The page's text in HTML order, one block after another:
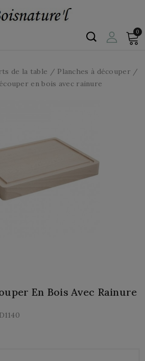
0
de la table
Planches à découper
en bois avec rainure
En Bois Avec Rainure